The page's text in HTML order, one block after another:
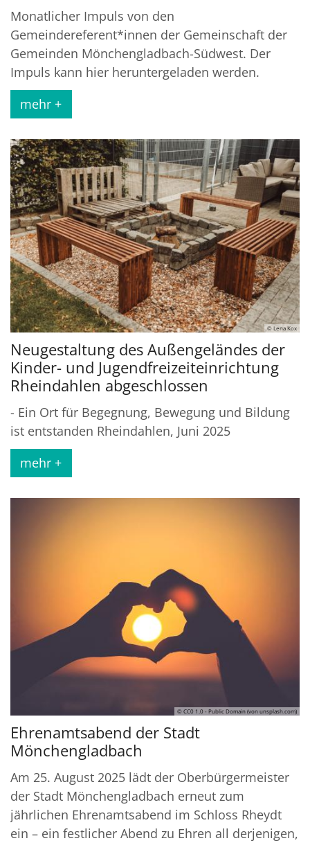
Monatlicher Impuls von den
Gemeindereferent*innen der Gemeinschaft der
Gemeinden Mönchengladbach-Südwest. Der
Impuls kann hier heruntergeladen werden.
mehr +
© Lena Kox
Neugestaltung des Außengeländes der
Kinder- und Jugendfreizeiteinrichtung
Rheindahlen abgeschlossen
- Ein Ort für Begegnung, Bewegung und Bildung
ist entstanden Rheindahlen, Juni 2025
mehr +
© CC0 1.0 - Public Domain (von unsplash.com)
Ehrenamtsabend der Stadt
Mönchengladbach
Am 25. August 2025 lädt der Oberbürgermeister
der Stadt Mönchengladbach erneut zum
jährlichen Ehrenamtsabend im Schloss Rheydt
ein – ein festlicher Abend zu Ehren all derjenigen,